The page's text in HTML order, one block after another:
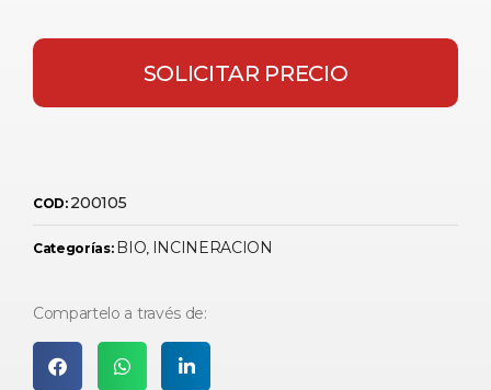
SOLICITAR PRECIO
COD: 200105
Categorías: BIO, INCINERACION
Compartelo a través de: